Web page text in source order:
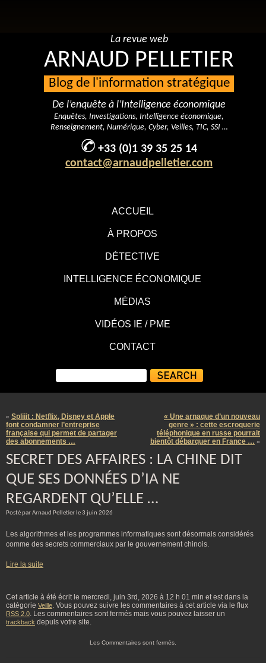
ACCUEIL
À PROPOS
DÉTECTIVE
INTELLIGENCE ÉCONOMIQUE
MÉDIAS
VIDÉOS IE / PME
CONTACT
La revue web
ARNAUD PELLETIER
Blog de l'information stratégique
De l’enquête à l’Intelligence économique
Enquêtes, Investigations, Intelligence économique,
Renseignement, Numérique, Cyber, Veilles, TIC, SSI …
+33 (0)1 39 35 25 14
contact@arnaudpelletier.com
« Spliiit : Netflix, Disney et Apple
font condamner l’entreprise
française qui permet de partager
des abonnements …
« Une arnaque d’un nouveau
genre » : cette escroquerie
téléphonique en russe pourrait
bientôt débarquer en France … »
SECRET DES AFFAIRES : LA CHINE DIT
QUE SES DONNÉES D’IA NE
REGARDENT QU’ELLE …
Posté par Arnaud Pelletier le 3 juin 2026
Les algorithmes et les programmes informatiques sont désormais considérés
comme des secrets commerciaux par le gouvernement chinois.
Lire la suite
Cet article à été écrit le mercredi, juin 3rd, 2026 à 12 h 01 min et est dans la
catégorie Veille. Vous pouvez suivre les commentaires à cet article via le flux
RSS 2.0. Les commentaires sont fermés mais vous pouvez laisser un
trackback depuis votre site.
Les Commentaires sont fermés.